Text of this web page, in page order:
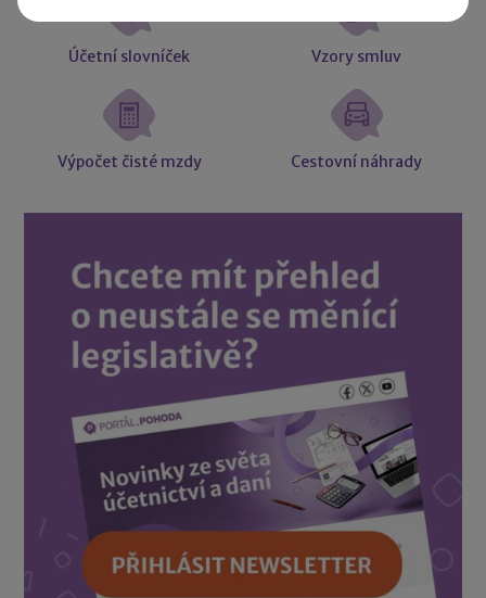
Účetní slovníček Vzory smluv
Výpočet čisté mzdy Cestovní náhrady